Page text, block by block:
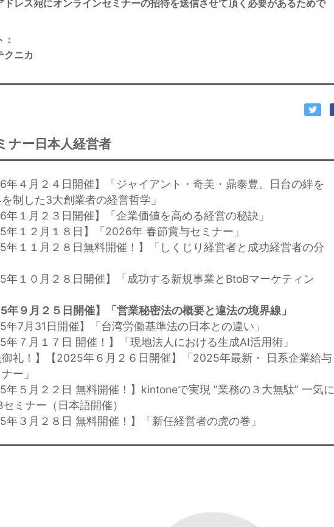
ドレス宛にオンラインセミナーの招待を送信させて頂く必要があるためで
：
クニカ
ナー日本人経営者
年４月２４日開催】「ジャイアント・奇美・鼎泰豊。日台の絆を
制した3大創業者の経営哲学」
年１月２３日開催】「企業価値を高める経営の秘訣」
年１２月１８日】「2026年 春節賞与セミナー」
年１１月２８日無料開催！】「しくじり経営者と成功経営者の分
年１０月２８日開催】「成功する新規事業とBtoBマーケティン
年９月２５日開催】「営業秘密法の概要と違法の境界線」
年7月31日開催】「台湾労働基準法の日本との違い」
年７月１７日 開催！】「現地法人における生成AI活用術」
御礼！】【2025年６月２６日開催】「2025年最新・ 日系企業給与
ー」
年５月２２日 無料開催！】kintoneで実現 ”業務の３大無駄” 一気に
ミナー（日本語開催）
年３月２８日 無料開催！】「新任経営者の虎の巻」